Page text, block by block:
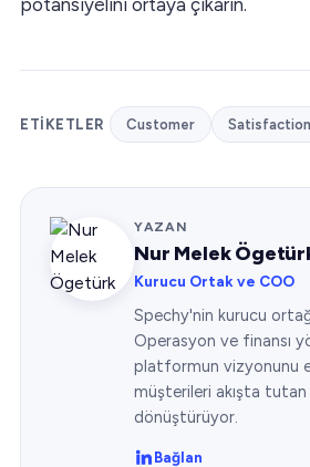
ETIKETLER Customer Satisfaction
YAZAN
Nur Melek
Kurucu Ortak ve COO
Spechy'nin kurucu
Operasyon ve finansı
platformun vizyonunu
müşterileri akışta
dönüştürüyor.
Bağlan